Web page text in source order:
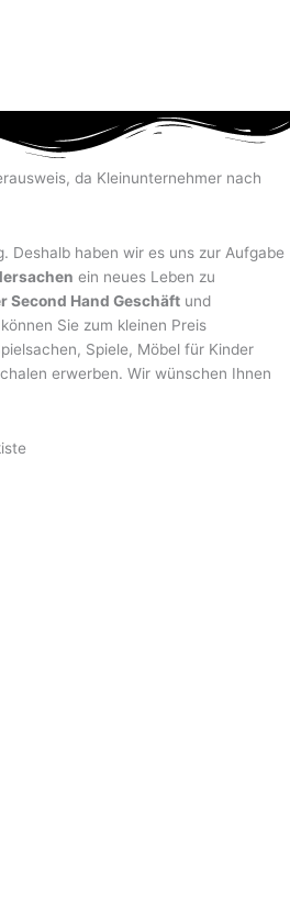
da Kleinunternehmer nach
Deshalb haben wir es uns zur Aufgabe
ein neues Leben zu
Second Hand Geschäft und
können Sie zum kleinen Preis
Spiele, Möbel für Kinder
erwerben. Wir wünschen Ihnen